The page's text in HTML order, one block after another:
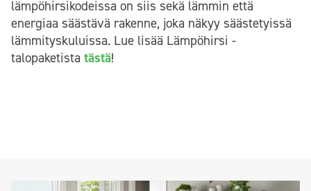
lämpöhirsikodeissa on siis sekä lämmin että
energiaa säästävä rakenne, joka näkyy säästetyissä
lämmityskuluissa. Lue lisää Lämpöhirsi -
talopaketista tästä!